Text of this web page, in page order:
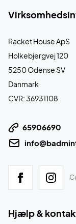
Racket House ApS
Holkebjergvej 120
5250 Odense SV
Danmark
CVR: 36931108
65906690
Hjælp &